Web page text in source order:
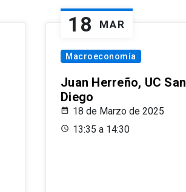
18 MAR
Macroeconomía
Juan Herreño, UC San
Diego
18 de Marzo de 2025
13:35 a 14:30